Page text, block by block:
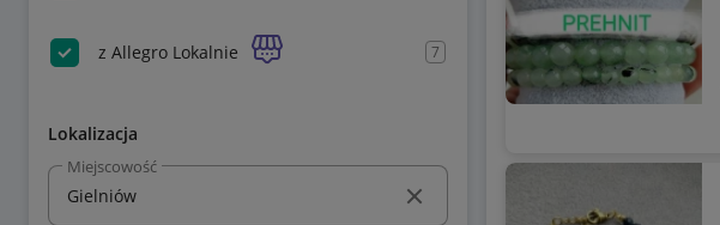
z Allegro Lokalnie 7
Lokalizacja
Miejscowość